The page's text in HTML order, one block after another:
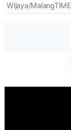
Wijaya/